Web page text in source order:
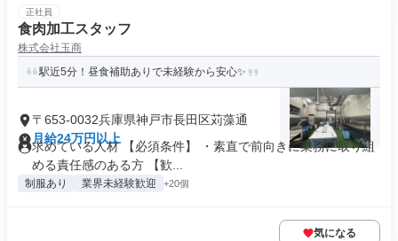
正社員
食肉加工スタッフ
株式会社玉商
駅近5分！昼食補助ありで未経験から安心✨
〒653-0032兵庫県神戸市長田区苅藻通
月給24万円以上
求めている人材 【必須条件】 ・素直で前向きに業務に取り組
める責任感のある方 【歓...
制服あり 業界未経験歓迎 +20個
気になる